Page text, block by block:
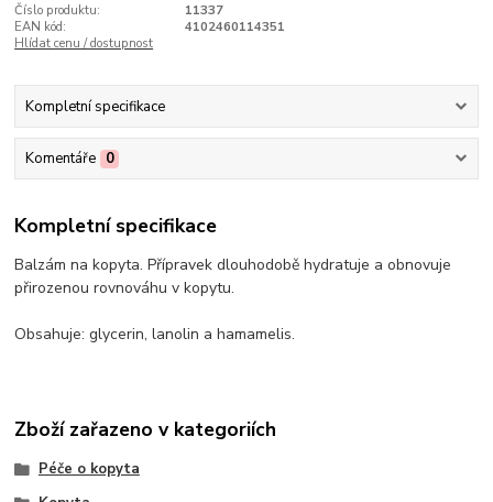
Číslo produktu:
11337
EAN kód:
4102460114351
Hlídat cenu / dostupnost
Kompletní specifikace
Komentáře 0
Kompletní specifikace
Balzám na kopyta. Přípravek dlouhodobě hydratuje a obnovuje
přirozenou rovnováhu v kopytu.
Obsahuje: glycerin, lanolin a hamamelis.
Zboží zařazeno v kategoriích
Péče o kopyta